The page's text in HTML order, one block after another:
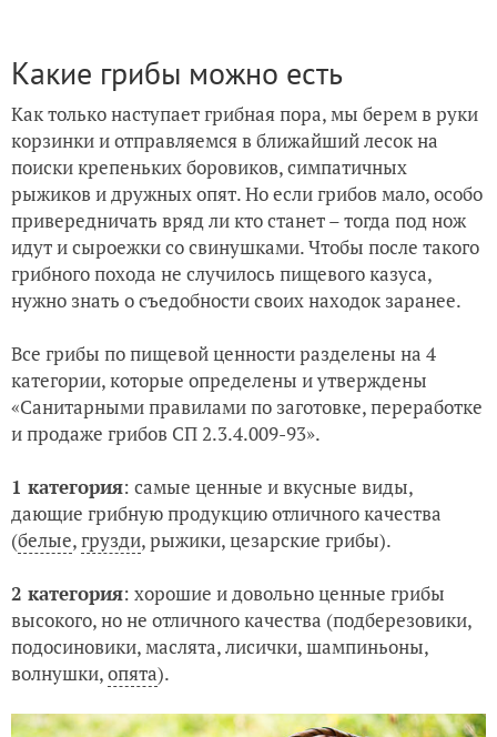
Какие грибы можно есть
Как только наступает грибная пора, мы берем в руки
корзинки и отправляемся в ближайший лесок на
поиски крепеньких боровиков, симпатичных
рыжиков и дружных опят. Но если грибов мало, особо
привередничать вряд ли кто станет – тогда под нож
идут и сыроежки со свинушками. Чтобы после такого
грибного похода не случилось пищевого казуса,
нужно знать о съедобности своих находок заранее.
Все грибы по пищевой ценности разделены на 4
категории, которые определены и утверждены
«Санитарными правилами по заготовке, переработке
и продаже грибов СП 2.3.4.009-93».
1 категория: самые ценные и вкусные виды,
дающие грибную продукцию отличного качества
(белые,грузди, рыжики, цезарские грибы).
2 категория: хорошие и довольно ценные грибы
высокого, но не отличного качества (подберезовики,
подосиновики, маслята, лисички, шампиньоны,
волнушки,опята).